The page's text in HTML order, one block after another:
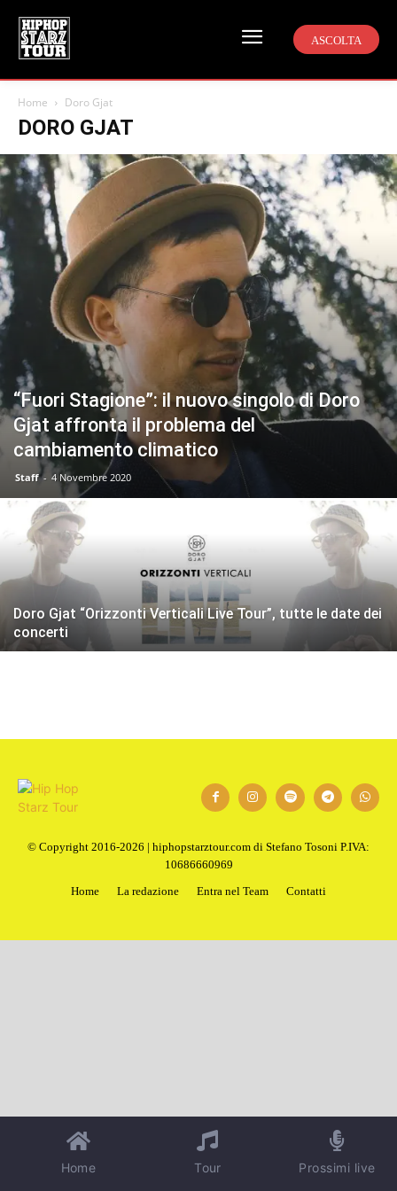
ASCOLTA
Home Doro Gjat
DORO GJAT
“Fuori Stagione”: il nuovo singolo di Doro
Gjat affronta il problema del
cambiamento climatico
Staff - 4 Novembre 2020
Doro Gjat “Orizzonti Verticali Live Tour”, tutte le date dei
concerti
© Copyright 2016-2026 | hiphopstarztour.com di Stefano Tosoni P.IVA:
10686660969
Home
La redazione Entra nel Team Contatti
Home Tour Prossimi live